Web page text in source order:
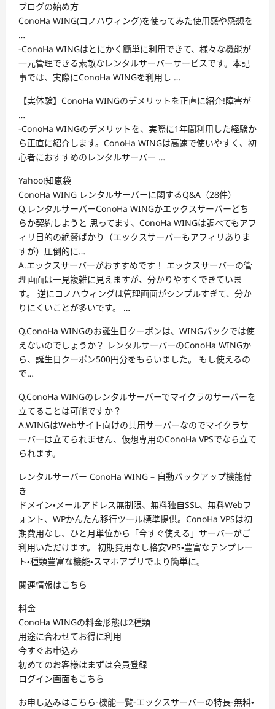
ブログの始め方
ConoHa WING(コノハウィング)を使ってみた使用感や感想を
…
-ConoHa WINGはとにかく簡単に利用できて、様々な機能が
一元管理できる素敵なレンタルサーバーサービスです。本記
事では、実際にConoHa WINGを利用し …
【実体験】ConoHa WINGのデメリットを正直に紹介!障害が
…
-ConoHa WINGのデメリットを、実際に1年間利用した経験か
ら正直に紹介します。ConoHa WINGは高速で使いやすく、初
心者におすすめのレンタルサーバー …
Yahoo!知恵袋
ConoHa WING レンタルサーバーに関するQ&A（28件）
Q.レンタルサーバーConoHa WINGかエックスサーバーどち
らか契約しようと 思ってます、ConoHa WINGは調べてもアフ
ィリ目的の絶賛ばかり（エックスサーバーもアフィリありま
すが）圧倒的に…
A.エックスサーバーがおすすめです！ エックスサーバーの管
理画面は一見複雑に見えますが、分かりやすくできていま
す。 逆にコノハウィングは管理画面がシンプルすぎて、分か
りにくいことが多いです。 …
Q.ConoHa WINGのお誕生日クーポンは、WINGパックでは使
えないのでしょうか？ レンタルサーバーのConoHa WINGか
ら、誕生日クーポン500円分をもらいました。 もし使えるの
で…
Q.ConoHa WINGのレンタルサーバーでマイクラのサーバーを
立てることは可能ですか？
A.WINGはWebサイト向けの共用サーバーなのでマイクラサ
ーバーは立てられません、仮想専用のConoHa VPSでなら立て
られます。
レンタルサーバー ConoHa WING – 自動バックアップ機能付
き
ドメイン・メールアドレス無制限、無料独自SSL、無料Webフ
ォント、WPかんたん移行ツール標準提供。ConoHa VPSは初
期費用なし、ひと月単位から「今すぐ使える」サーバーがご
利用いただけます。 初期費用なし格安VPS・豊富なテンプレー
ト・種類豊富な機能・スマホアプリでより簡単に。
関連情報はこちら
料金
ConoHa WINGの料金形態は2種類
用途に合わせてお得に利用
今すぐお申込み
初めてのお客様はまずは会員登録
ログイン画面もこちら
お申し込みはこちら-機能一覧-エックスサーバーの特長-無料・